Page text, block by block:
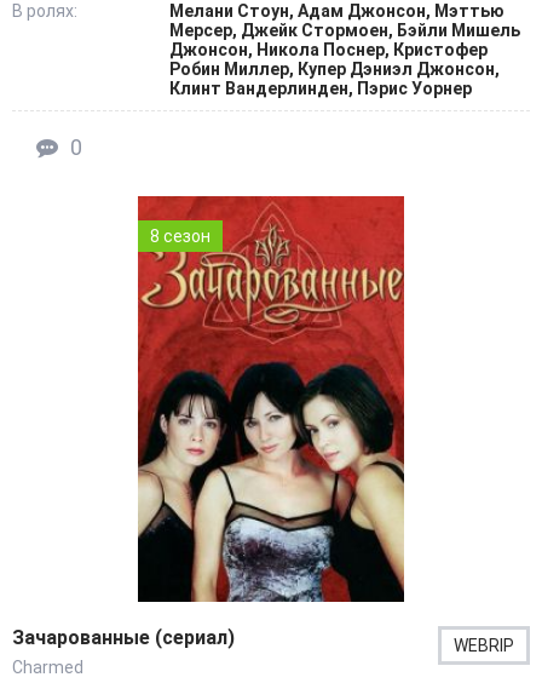
В ролях:
Мелани Стоун, Адам Джонсон, Мэттью
Мерсер, Джейк Стормоен, Бэйли Мишель
Джонсон, Никола Поснер, Кристофер
Робин Миллер, Купер Дэниэл Джонсон,
Клинт Вандерлинден, Пэрис Уорнер
0
8 сезон
Зачарованные (сериал)
Charmed
WEBRIP